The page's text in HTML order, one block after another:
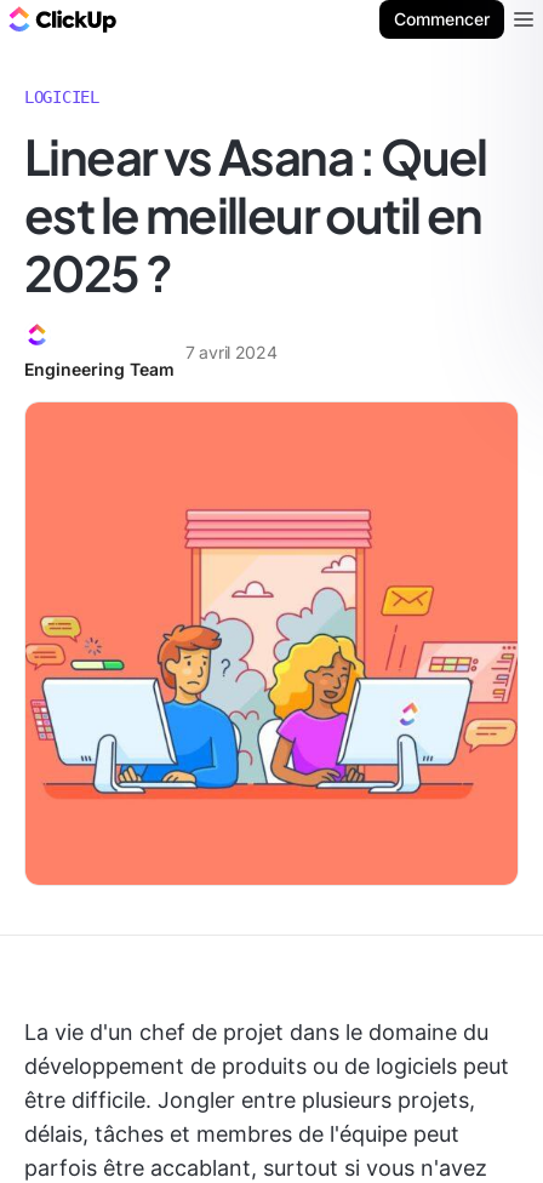
Commencer
LOGICIEL
Linear vs Asana : Quel
est le meilleur outil en
2025 ?
Engineering Team
7 avril 2024
La vie d'un chef de projet dans le domaine du
développement de produits ou de logiciels peut
être difficile. Jongler entre plusieurs projets,
délais, tâches et membres de l'équipe peut
parfois être accablant, surtout si vous n'avez